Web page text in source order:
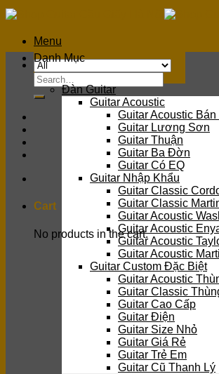
Skip
to
contentMenu
Search
for:
Cart
No products in the cart.
Danh Mục
Đàn Guitar
Guitar Acoustic
Guitar Acoustic Bán
Guitar Lương Sơn
Guitar Thuận
Guitar Ba Đờn
Guitar Có EQ
Guitar Nhập Khẩu
Guitar Classic
Guitar Classic
Guitar Acoustic
Guitar Acoustic
Guitar Acoustic
Guitar Acoustic
Guitar Custom Đặc Biệt
Guitar Acoustic
Guitar Classic
Guitar Cao Cấp
Guitar Điện
Guitar Size Nhỏ
Guitar Giá Rẻ
Guitar Trẻ Em
Guitar Cũ Thanh Lý